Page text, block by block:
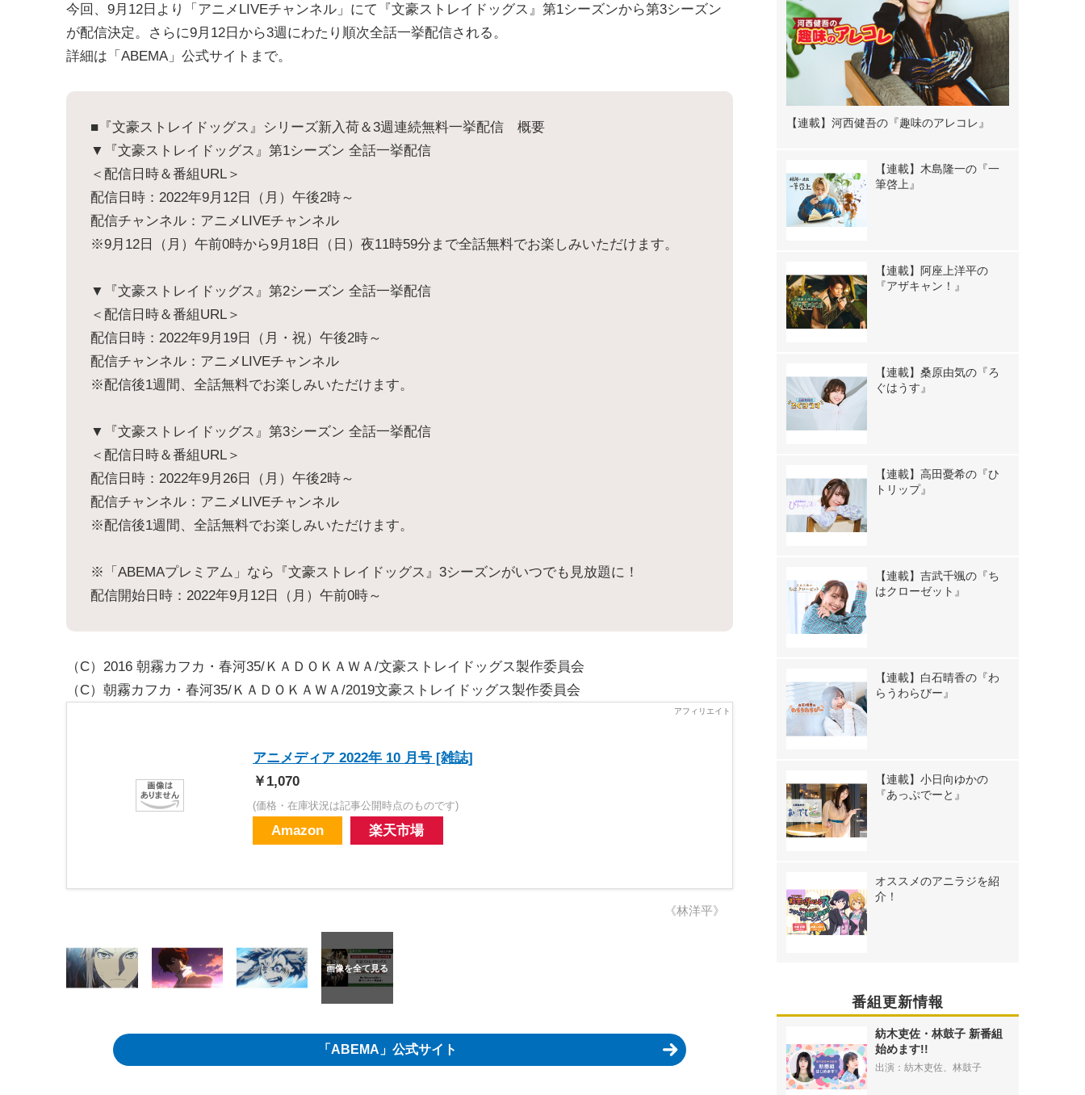
今回、9月12日より「アニメLIVEチャンネル」にて『文豪ストレイドッグス』第1シーズンから第3シーズン
が配信決定。さらに9月12日から3週にわたり順次全話一挙配信される。
詳細は「ABEMA」公式サイトまで。
■『文豪ストレイドッグス』シリーズ新入荷＆3週連続無料一挙配信 概要
▼『文豪ストレイドッグス』第1シーズン 全話一挙配信
＜配信日時＆番組URL＞
配信日時：2022年9月12日（月）午後2時～
配信チャンネル：アニメLIVEチャンネル
※9月12日（月）午前0時から9月18日（日）夜11時59分まで全話無料でお楽しみいただけます。
▼『文豪ストレイドッグス』第2シーズン 全話一挙配信
＜配信日時＆番組URL＞
配信日時：2022年9月19日（月・祝）午後2時～
配信チャンネル：アニメLIVEチャンネル
※配信後1週間、全話無料でお楽しみいただけます。
▼『文豪ストレイドッグス』第3シーズン 全話一挙配信
＜配信日時＆番組URL＞
配信日時：2022年9月26日（月）午後2時～
配信チャンネル：アニメLIVEチャンネル
※配信後1週間、全話無料でお楽しみいただけます。
※「ABEMAプレミアム」なら『文豪ストレイドッグス』3シーズンがいつでも見放題に！
配信開始日時：2022年9月12日（月）午前0時～
（C）2016 朝霧カフカ・春河35/ＫＡＤＯＫＡＷＡ/文豪ストレイドッグス製作委員会
（C）朝霧カフカ・春河35/ＫＡＤＯＫＡＷＡ/2019文豪ストレイドッグス製作委員会
アニメディア 2022年 10 月号 [雑誌]
￥1,070
(価格・在庫状況は記事公開時点のものです)
Amazon 楽天市場
《林洋平》
「ABEMA」公式サイト
【連載】河西健吾の『趣味のアレコレ』
【連載】木島隆一の『一
筆啓上』
【連載】阿座上洋平の
『アザキャン！』
【連載】桑原由気の『ろ
ぐはうす』
【連載】高田憂希の『ひ
トリップ』
【連載】吉武千颯の『ち
はクローゼット』
【連載】白石晴香の『わ
らうわらびー』
【連載】小日向ゆかの
『あっぷでーと』
オススメのアニラジを紹
介！
番組更新情報
紡木吏佐・林鼓子 新番組
始めます!!
出演：紡木吏佐、林鼓子